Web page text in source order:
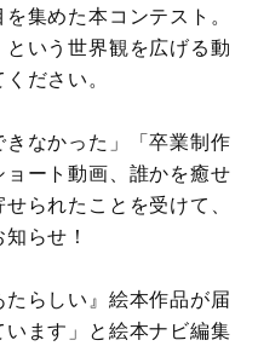
集めた本コンテスト。
いう世界観を広げる動
ださい。
きなかった」「卒業制作
ート動画、誰かを癒せ
られたことを受けて、
知らせ！
たらしい』絵本作品が届
ます」と絵本ナビ編集